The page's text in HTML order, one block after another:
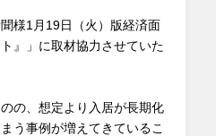
様1月19日（火）版経済面
』」に取材協力させていた
の、想定より入居が長期化
う事例が増えてきているこ